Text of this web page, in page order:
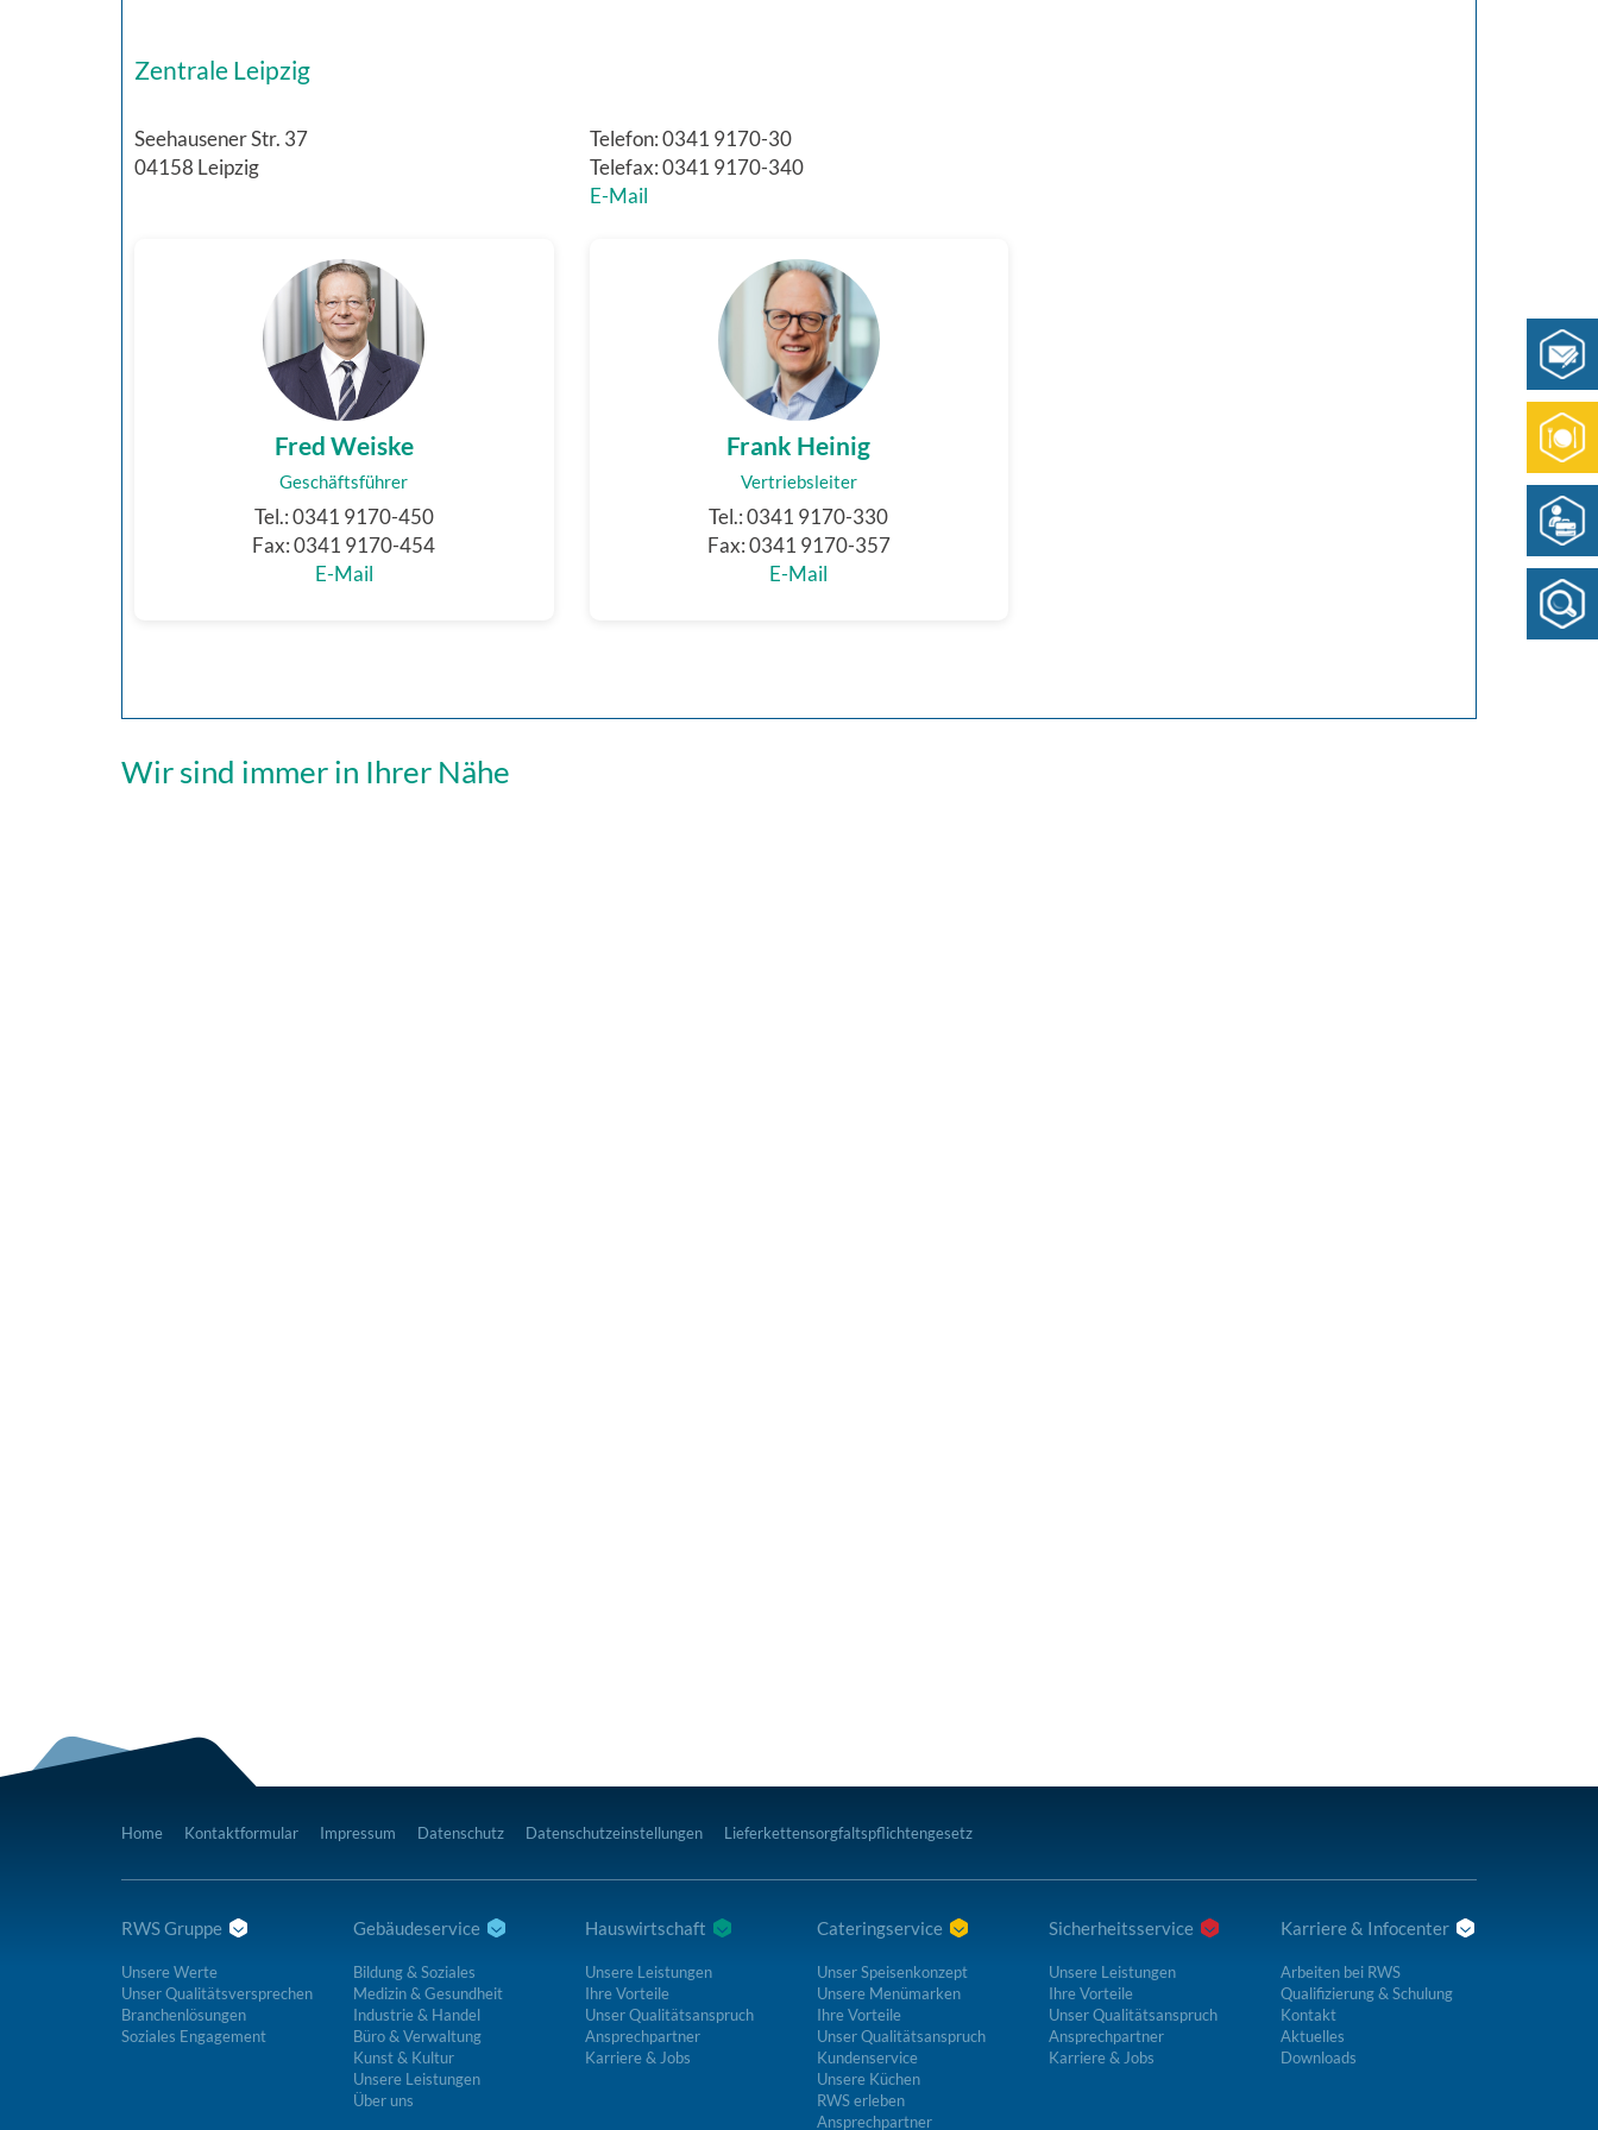
Zentrale Leipzig
Seehausener Str. 37
04158 Leipzig
Telefon: 0341 9170-30
Telefax: 0341 9170-340
E-Mail
Fred Weiske
Geschäftsführer
Tel.: 0341 9170-450
Fax: 0341 9170-454
E-Mail
Frank Heinig
Vertriebsleiter
Tel.: 0341 9170-330
Fax: 0341 9170-357
E-Mail
Wir sind immer in Ihrer Nähe
Home Kontaktformular Impressum Datenschutz Datenschutzeinstellungen Lieferkettensorgfaltspflichtengesetz
RWS Gruppe
Unsere Werte
Unser Qualitätsversprechen
Branchenlösungen
Soziales Engagement
Gebäudeservice
Bildung & Soziales
Medizin & Gesundheit
Industrie & Handel
Büro & Verwaltung
Kunst & Kultur
Unsere Leistungen
Über uns
Hauswirtschaft
Unsere Leistungen
Ihre Vorteile
Unser Qualitätsanspruch
Ansprechpartner
Karriere & Jobs
Cateringservice
Unser Speisenkonzept
Unsere Menümarken
Ihre Vorteile
Unser Qualitätsanspruch
Kundenservice
Unsere Küchen
RWS erleben
Ansprechpartner
Sicherheitsservice
Unsere Leistungen
Ihre Vorteile
Unser Qualitätsanspruch
Ansprechpartner
Karriere & Jobs
Karriere & Infocenter
Arbeiten bei RWS
Qualifizierung & Schulung
Kontakt
Aktuelles
Downloads